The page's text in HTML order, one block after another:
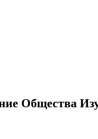
Общества